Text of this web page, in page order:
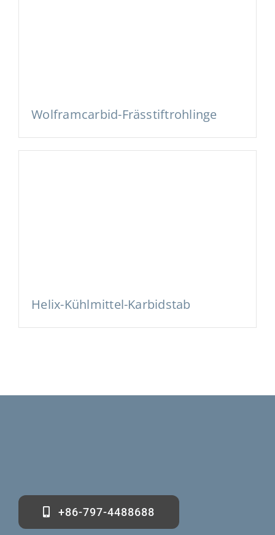
Wolframcarbid-Frässtiftrohlinge
Helix-Kühlmittel-Karbidstab
+86-797-4488688